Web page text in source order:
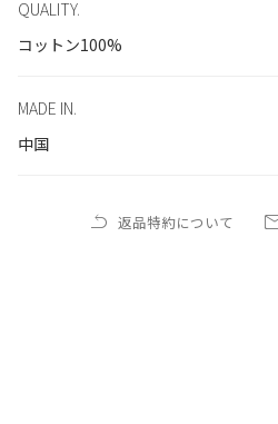
QUALITY.
コットン100%
MADE IN.
中国
返品特約について